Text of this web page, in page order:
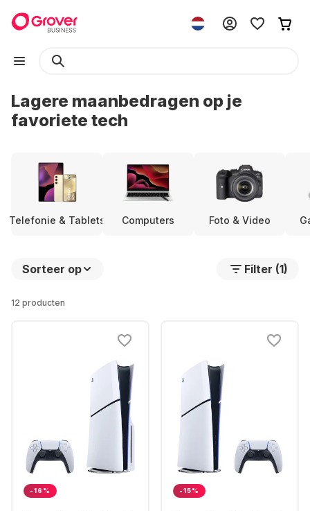
Lagere maanbedragen op je
favoriete tech
Telefonie & Tablets Computers Foto & Video
Sorteer op Filter (1)
12 producten
-16% -15%